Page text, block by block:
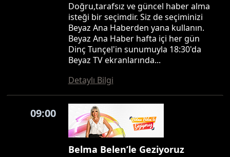
Doğru,tarafsız ve güncel haber alma
isteği bir seçimdir. Siz de seçiminizi
Beyaz Ana Haberden yana kullanın.
Beyaz Ana Haber hafta içi her gün
Dinç Tunçel'in sunumuyla 18:30'da
Beyaz TV ekranlarında...
Detaylı Bilgi
09:00
Belma Belen’le Geziyoruz